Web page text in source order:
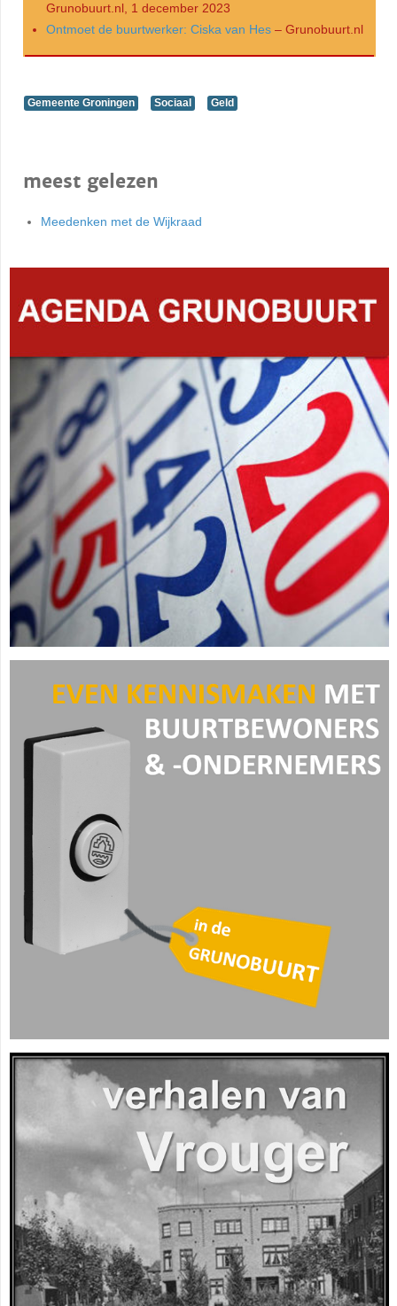
Grunobuurt.nl, 1 december 2023
Ontmoet de buurtwerker: Ciska van Hes – Grunobuurt.nl
Gemeente Groningen Sociaal Geld
meest gelezen
Meedenken met de Wijkraad